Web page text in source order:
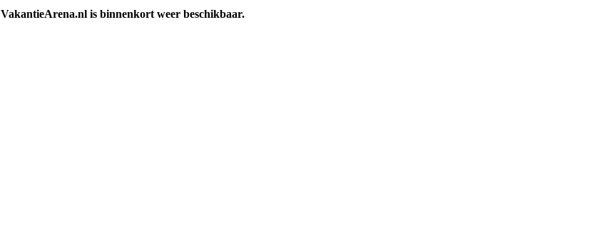
VakantieArena.nl is binnenkort weer beschikbaar.